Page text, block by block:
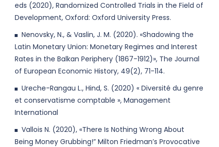
eds (2020), Randomized Controlled Trials in the Field of
Development, Oxford: Oxford University Press.
Nenovsky, N., & Vaslin, J. M. (2020). «Shadowing the
Latin Monetary Union: Monetary Regimes and Interest
Rates in the Balkan Periphery (1867-1912)», The Journal
of European Economic History, 49(2), 71-114.
Ureche-Rangau L., Hind, S. (2020) « Diversité du genre
et conservatisme comptable », Management
International
Vallois N. (2020), «There Is Nothing Wrong About
Being Money Grubbing!” Milton Friedman’s Provocative